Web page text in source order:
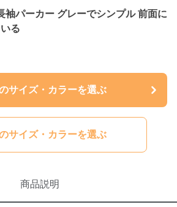
袖パーカー グレーでシンプル 前面に
る
サイズ・カラーを選ぶ
サイズ・カラーを選ぶ
商品説明